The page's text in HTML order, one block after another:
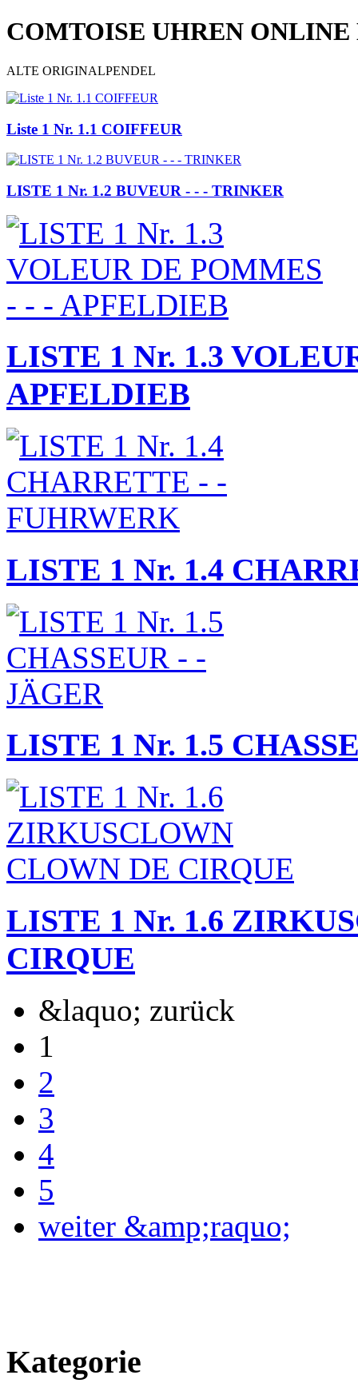
COMTOISE UHREN ONLINE
ALTE ORIGINALPENDEL
Liste 1 Nr. 1.1 COIFFEUR
LISTE 1 Nr. 1.2 BUVEUR - - - TRINKER
LISTE 1 Nr. 1.3
APFELDIEB
LISTE 1 Nr. 1.4
LISTE 1 Nr. 1.5
LISTE 1 Nr. 1.6
CIRQUE
&laquo; zurück
1
2
3
4
5
weiter &amp;raquo;
Kategorie